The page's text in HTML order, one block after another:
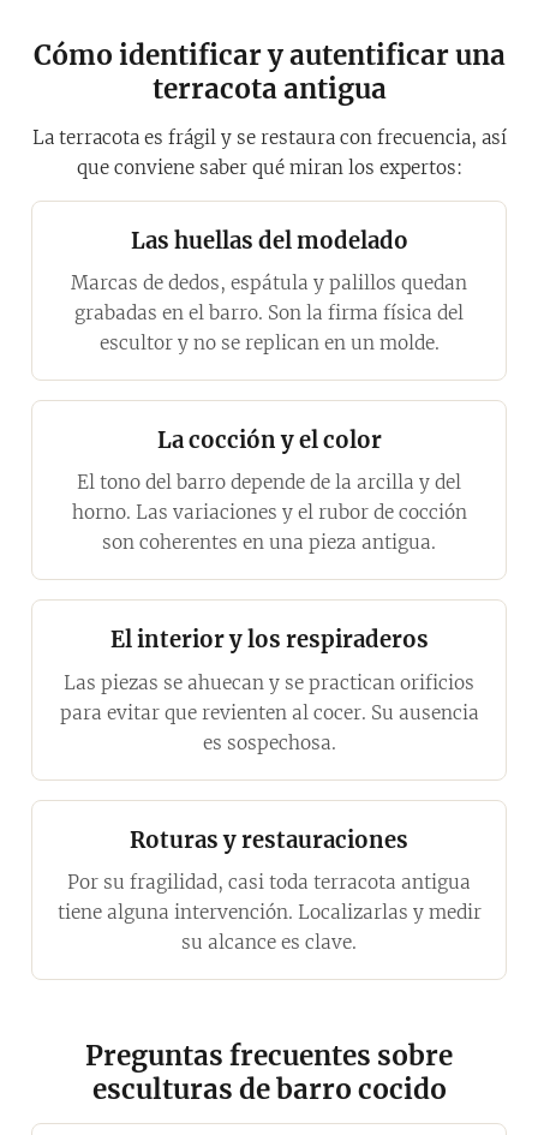
Cómo identificar y autentificar una
terracota antigua
La terracota es frágil y se restaura con frecuencia, así
que conviene saber qué miran los expertos:
Las huellas del modelado
Marcas de dedos, espátula y palillos quedan
grabadas en el barro. Son la firma física del
escultor y no se replican en un molde.
La cocción y el color
El tono del barro depende de la arcilla y del
horno. Las variaciones y el rubor de cocción
son coherentes en una pieza antigua.
El interior y los respiraderos
Las piezas se ahuecan y se practican orificios
para evitar que revienten al cocer. Su ausencia
es sospechosa.
Roturas y restauraciones
Por su fragilidad, casi toda terracota antigua
tiene alguna intervención. Localizarlas y medir
su alcance es clave.
Preguntas frecuentes sobre
esculturas de barro cocido